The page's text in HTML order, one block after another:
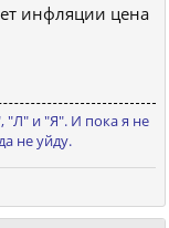
инфляции цена
"Л" и "Я". И пока я не
не уйду.